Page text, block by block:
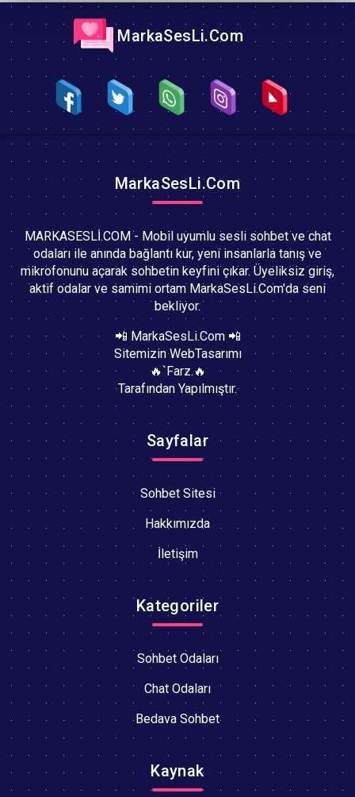
MarkaSesLi.Com
MarkaSesLi.Com
MARKASESLİ.COM - Mobil uyumlu sesli sohbet ve chat
odaları ile anında bağlantı kur, yeni insanlarla tanış ve
mikrofonunu açarak sohbetin keyfini çıkar. Üyeliksiz giriş,
aktif odalar ve samimi ortam MarkaSesLi.Com'da seni
bekliyor.
📲 MarkaSesLi.Com 📲
Sitemizin WebTasarımı
🔥`Farz.🔥
Tarafından Yapılmıştır.
Sayfalar
Sohbet Sitesi
Hakkımızda
İletişim
Kategoriler
Sohbet Odaları
Chat Odaları
Bedava Sohbet
Kaynak